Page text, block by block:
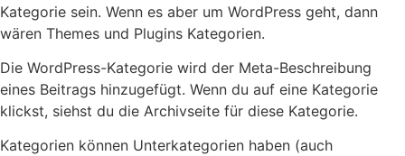
Kategorie sein. Wenn es aber um WordPress geht, dann
wären Themes und Plugins Kategorien.
Die WordPress-Kategorie wird der Meta-Beschreibung
eines Beitrags hinzugefügt. Wenn du auf eine Kategorie
klickst, siehst du die Archivseite für diese Kategorie.
Kategorien können Unterkategorien haben (auch